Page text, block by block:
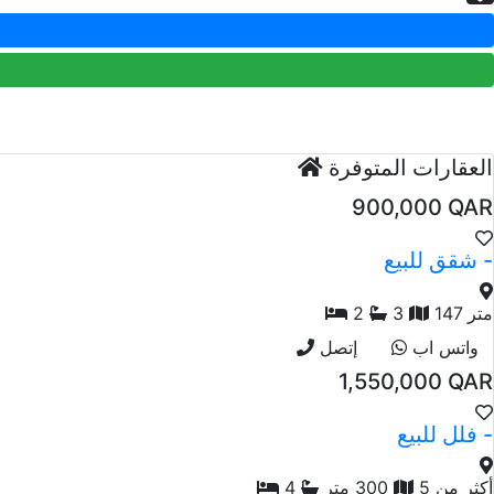
العقارات المتوفرة
900,000 QAR
شقق للبيع -
2 3
147 متر
إتصل
واتس اب
1,550,000 QAR
فلل للبيع -
4 أكثر من 5